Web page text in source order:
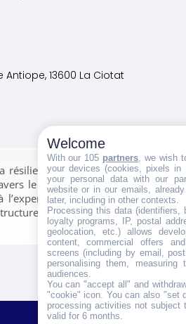
Antiope, 13600 La Ciotat
résilience des données confiées
le stockage, la gestion et la
l’expertise de nos équipes et la
Welcome
With our 105 partners , we wish
your devices (cookies, pixels
your personal data with our
website or in our emails,
later, including in other contexts.
Processing this data (identifiers,
loyalty programs, IP, postal
geolocation, etc.) allows
content, commercial offers
screens (including by email,
personalising them, measuring
audiences.
You can "accept all" and
"cookie" icon . You can also "set
processing activities not subject
valid for 6 months.